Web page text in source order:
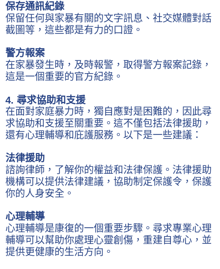
保存通訊紀錄
保留任何與家暴有關的文字訊息、社交媒體對話
截圖等，這些都是有力的口證。
警方報案
在家暴發生時，及時報警，取得警方報案記錄，
這是一個重要的官方紀錄。
4. 尋求協助和支援
在面對家庭暴力時，獨自應對是困難的，因此尋
求協助和支援至關重要。這不僅包括法律援助，
還有心理輔導和庇護服務。以下是一些建議：
法律援助
諮詢律師，了解你的權益和法律保護。法律援助
機構可以提供法律建議，協助制定保護令，保護
你的人身安全。
心理輔導
心理輔導是康復的一個重要步驟。尋求專業心理
輔導可以幫助你處理心靈創傷，重建自尊心，並
提供更健康的生活方向。